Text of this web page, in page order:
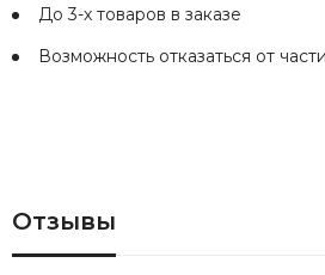
До 3-х товаров в заказе
Возможность отказаться от
Отзывы